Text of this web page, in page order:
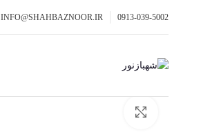
0913-039-5002
INFO@SHAHBAZNOOR.IR